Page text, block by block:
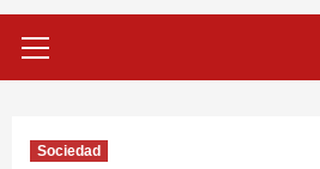
primario
Sociedad